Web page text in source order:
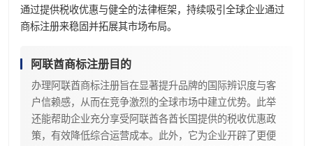
通过提供税收优惠与健全的法律框架，持续吸引全球企业通过
商标注册来稳固并拓展其市场布局。
阿联酋商标注册目的
办理阿联酋商标注册旨在显著提升品牌的国际辨识度与客
户信赖感，从而在竞争激烈的全球市场中建立优势。此举
还能帮助企业充分享受阿联酋各酋长国提供的税收优惠政
策，有效降低综合运营成本。此外，它为企业开辟了更便